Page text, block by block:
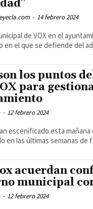
- 14 febrero 2024
de VOX en el
en el que se defiende del
los puntos
para
- 12 febrero 2024
escenificado esta
acuerdan
municipal
- 12 febrero 2024